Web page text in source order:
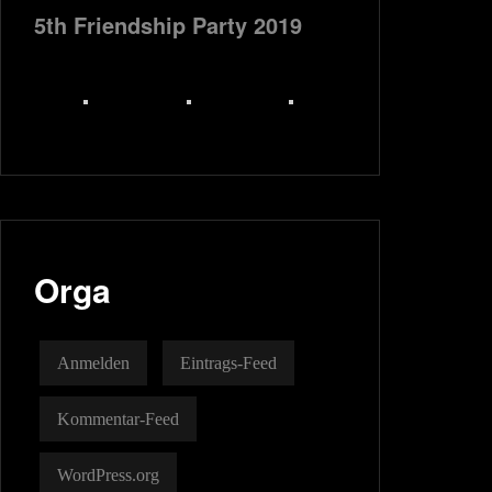
5th Friendship Party 2019
Orga
Anmelden Eintrags-Feed
Kommentar-Feed
WordPress.org